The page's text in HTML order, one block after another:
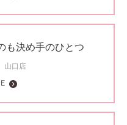
も決め手のひとつ
山口店